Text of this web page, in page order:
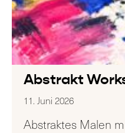
Abstrakt
11. Juni 2026
Abstraktes Malen